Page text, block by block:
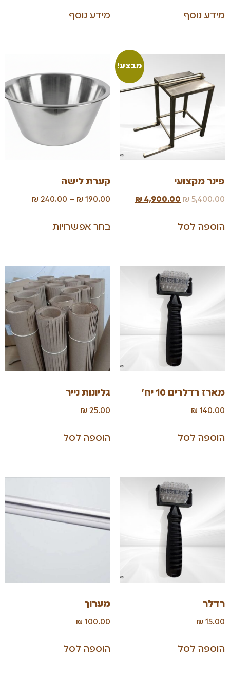
מידע נוסף מידע נוסף
מבצע!
פינר מקצועי
₪5,400.00
₪ 4,900.00
הוספה לסל
קערת לישה
₪ 190.00
–
₪ 240.00
בחר אפשרויות
מארז רדלרים 10 יח'
₪ 140.00
הוספה לסל
גליונות נייר
₪ 25.00
הוספה לסל
רדלר
₪ 15.00
הוספה לסל
מערוך
₪ 100.00
הוספה לסל